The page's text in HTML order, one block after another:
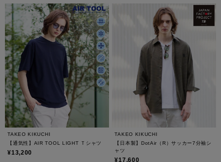
TAKEO KIKUCHI
【通気性】AIR TOOL LIGHT Ｔシャツ
¥13,200
TAKEO KIKUCHI
【日本製】DotAir（R）サッカー7分袖シ
ャツ
¥17,600